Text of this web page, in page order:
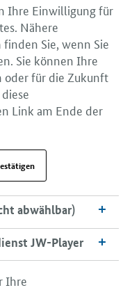
Ihre Einwilligung für
Nähere
Sie, wenn Sie
Sie können Ihre
für die Zukunft
Link am Ende der
abwählbar)
JW-Player
JW-Player
Ihre